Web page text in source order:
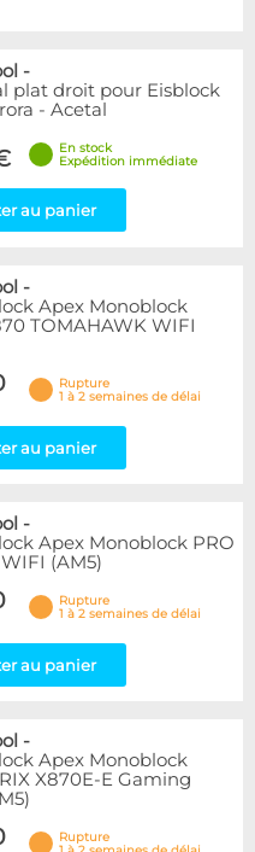
-
plat droit pour Eisblock
- Acetal
En stock
Expédition immédiate
au panier
-
Apex Monoblock
TOMAHAWK WIFI
Rupture
1 à 2 semaines de délai
au panier
-
Apex Monoblock PRO
(AM5)
Rupture
1 à 2 semaines de délai
au panier
-
Apex Monoblock
X870E-E Gaming
Rupture